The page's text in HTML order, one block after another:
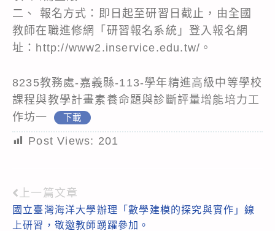
二、 報名方式：即日起至研習日截止，由全國
教師在職進修網「研習報名系統」登入報名網
址：http://www2.inservice.edu.tw/。
8235教務處-嘉義縣-113-學年精進高級中等學校
課程與教學計畫素養命題與診斷評量增能培力工
作坊一
下載
Post Views: 201
Read
more
上一篇文章
國立臺灣海洋大學辦理「數學建模的探究與實作」線
上研習，敬邀教師踴躍參加。